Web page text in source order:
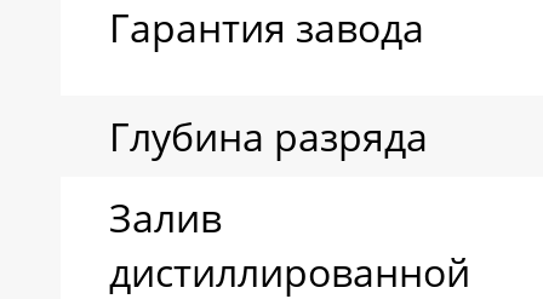
Гарантия завода
Глубина разряда
Залив
дистиллированной